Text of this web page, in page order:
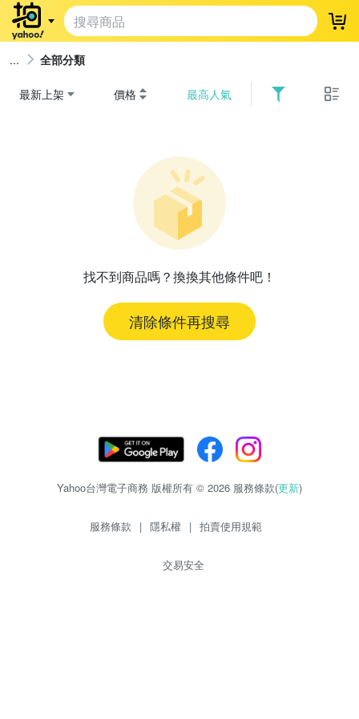
登
全部分類
最新上架 價格 最高人氣
找不到商品嗎？換換其他條件吧！
清除條件再搜尋
Yahoo台灣電子商務 版權所有 © 2026 服務條款(更新)
服務條款 | 隱私權 | 拍賣使用規範
交易安全